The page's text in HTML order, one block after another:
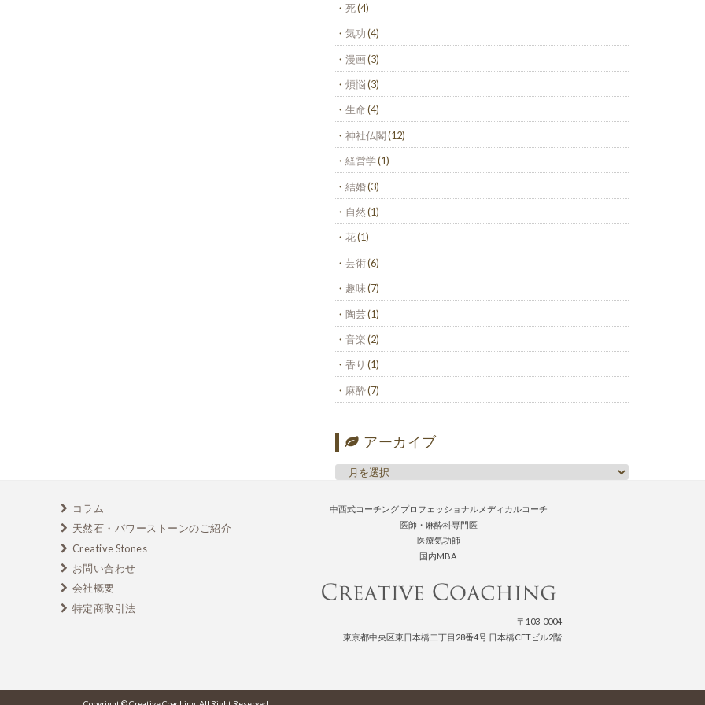
死(4)
気功(4)
漫画(3)
煩悩(3)
生命(4)
神社仏閣(12)
経営学(1)
結婚(3)
自然(1)
花(1)
芸術(6)
趣味(7)
陶芸(1)
音楽(2)
香り (1)
麻酔(7)
アーカイブ
コラム
天然石・パワーストーンのご紹介
Creative Stones
お問い合わせ
会社概要
特定商取引法
中西式コーチング プロフェッショナルメディカルコーチ
医師・麻酔科専門医
医療気功師
国内MBA
〒103-0004
東京都中央区東日本橋二丁目28番4号 日本橋CETビル2階